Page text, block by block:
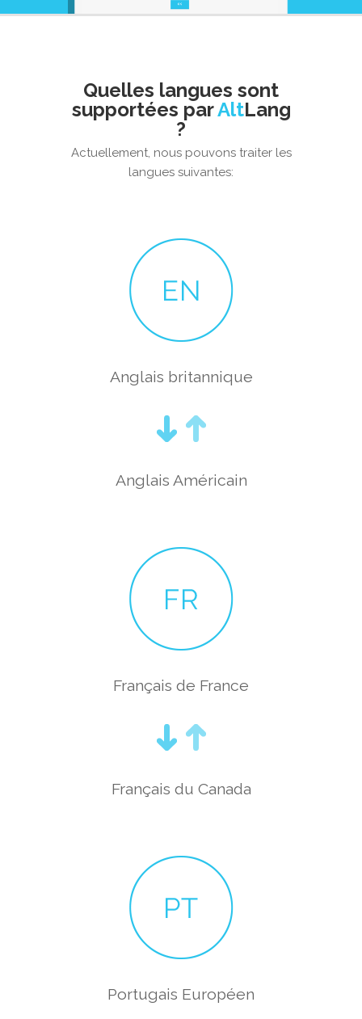
Quelles langues sont
supportées parAltLang
?
Actuellement, nous pouvons traiter les
langues suivantes:
Anglais britannique
Anglais Américain
Français de France
Français du Canada
Portugais Européen